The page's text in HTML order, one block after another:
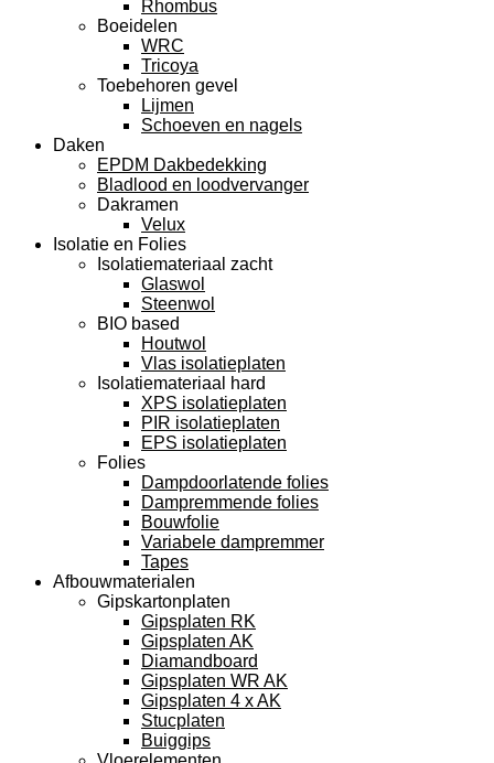
Rhombus
Boeidelen
WRC
Tricoya
Toebehoren gevel
Lijmen
Schoeven en nagels
Daken
EPDM Dakbedekking
Bladlood en loodvervanger
Dakramen
Velux
Isolatie en Folies
Isolatiemateriaal zacht
Glaswol
Steenwol
BIO based
Houtwol
Vlas isolatieplaten
Isolatiemateriaal hard
XPS isolatieplaten
PIR isolatieplaten
EPS isolatieplaten
Folies
Dampdoorlatende folies
Dampremmende folies
Bouwfolie
Variabele dampremmer
Tapes
Afbouwmaterialen
Gipskartonplaten
Gipsplaten RK
Gipsplaten AK
Diamandboard
Gipsplaten WR AK
Gipsplaten 4 x AK
Stucplaten
Buiggips